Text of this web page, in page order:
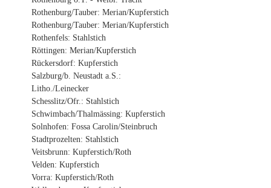
Rothenburg/Tauber: Merian/Kupferstich
Rothenburg/Tauber: Merian/Kupferstich
Rothenfels: Stahlstich
Röttingen: Merian/Kupferstich
Rückersdorf: Kupferstich
Salzburg/b. Neustadt a.S.:
Litho./Leinecker
Schesslitz/Ofr.: Stahlstich
Schwimbach/Thalmässing: Kupferstich
Solnhofen: Fossa Carolin/Steinbruch
Stadtprozelten: Stahlstich
Veitsbrunn: Kupferstich/Roth
Velden: Kupferstich
Vorra: Kupferstich/Roth